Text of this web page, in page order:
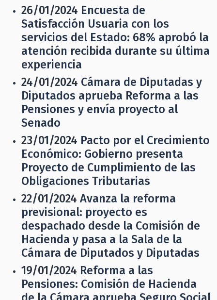
26/01/2024 Encuesta de
Satisfacción Usuaria con los
servicios del Estado: 68% aprobó la
atención recibida durante su última
experiencia
24/01/2024 Cámara de Diputadas y
Diputados aprueba Reforma a las
Pensiones y envía proyecto al
Senado
23/01/2024 Pacto por el Crecimiento
Económico: Gobierno presenta
Proyecto de Cumplimiento de las
Obligaciones Tributarias
22/01/2024 Avanza la reforma
previsional: proyecto es
despachado desde la Comisión de
Hacienda y pasa a la Sala de la
Cámara de Diputados y Diputadas
19/01/2024 Reforma a las
Pensiones: Comisión de Hacienda